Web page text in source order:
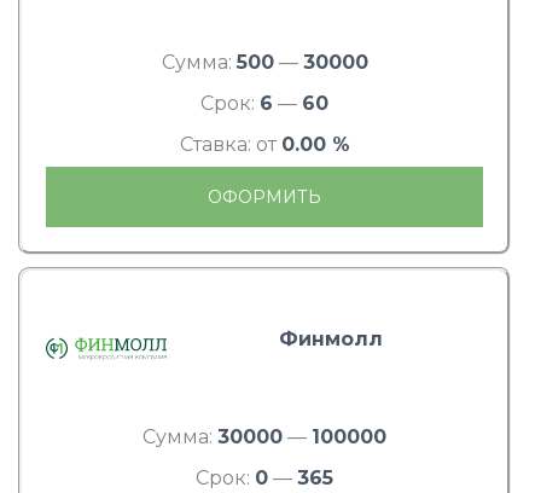
Сумма: 500— 30000
Срок: 6 — 60
Ставка: от 0.00 %
ОФОРМИТЬ
Финмолл
Сумма: 30000 — 100000
Срок: 0 — 365